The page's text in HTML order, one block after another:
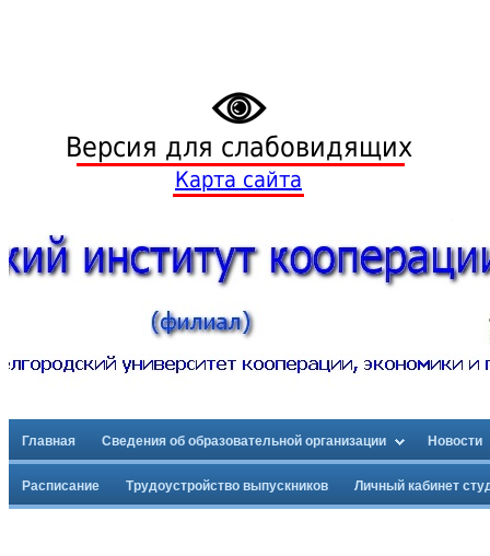
Версия для слабовидящих
Карта сайта
Главная Сведения об образовательной организации Новости
Расписание Трудоустройство выпускников Личный кабинет